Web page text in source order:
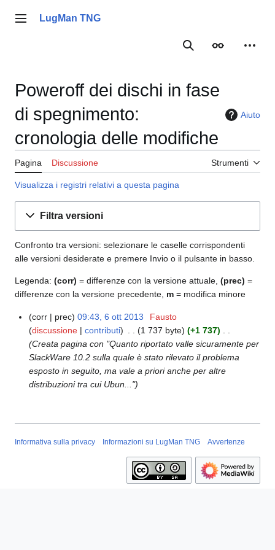
Menu principale
LugMan TNG
RicercaAspetto
Poweroff dei dischi in fase
di spegnimento:
cronologia delle modifiche
Aiuto
Pagina Discussione Strumenti
Visualizza i registri relativi a questa pagina
Filtra versioni
Confronto tra versioni: selezionare le caselle corrispondenti
alle versioni desiderate e premere Invio o il pulsante in basso.
Legenda: (corr) = differenze con la versione attuale, (prec) =
differenze con la versione precedente, m = modifica minore
6
corr prec 09:43, 6 ott 2013
Fausto
discussione
contributi 1 737 byte
+1 737
Creata pagina con "Quanto riportato valle sicuramente per
SlackWare 10.2 sulla quale è stato rilevato il problema
esposto in seguito, ma vale a priori anche per altre
distribuzioni tra cui Ubun..."
Informativa sulla privacy Informazioni su LugMan TNG Avvertenze